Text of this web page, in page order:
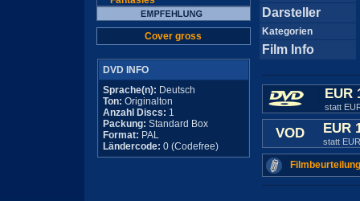
Cover gross
DVD INFO
Sprache(n): Deutsch
Ton: Originalton
Anzahl Discs: 1
Packung: Standard Box
Format: PAL
Ländercode: 0 (Codefree)
Darsteller
Kategorien
Film Info
EUR
statt
VOD EUR
statt